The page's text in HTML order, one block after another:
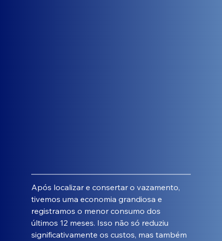
Após localizar e consertar o vazamento,
tivemos uma economia grandiosa e
registramos o menor consumo dos
últimos 12 meses. Isso não só reduziu
significativamente os custos, mas também